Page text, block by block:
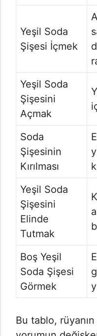
Yeşil Soda
Şişesi İçmek
Yeşil Soda
Şişesini
Açmak
Soda
Şişesinin
Kırılması
Yeşil Soda
Şişesini
Elinde
Tutmak
Boş Yeşil
Soda Şişesi
Görmek
Bu tablo,